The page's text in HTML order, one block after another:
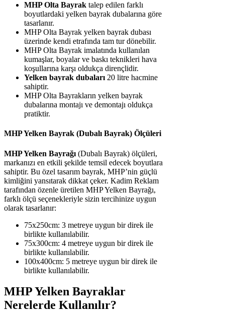
MHP Olta Bayrak talep edilen farklı
boyutlardaki yelken bayrak dubalarına göre
tasarlanır.
MHP Olta Bayrak yelken bayrak dubası
üzerinde kendi etrafında tam tur dönebilir.
MHP Olta Bayrak imalatında kullanılan
kumaşlar, boyalar ve baskı teknikleri hava
koşullarına karşı oldukça dirençlidir.
Yelken bayrak dubaları 20 litre hacmine
sahiptir.
MHP Olta Bayrakların yelken bayrak
dubalarına montajı ve demontajı oldukça
pratiktir.
MHP Yelken Bayrak (Dubalı Bayrak) Ölçüleri
MHP Yelken Bayrağı (Dubalı Bayrak) ölçüleri,
markanızı en etkili şekilde temsil edecek boyutlara
sahiptir. Bu özel tasarım bayrak, MHP’nin güçlü
kimliğini yansıtarak dikkat çeker. Kadim Reklam
tarafından özenle üretilen MHP Yelken Bayrağı,
farklı ölçü seçenekleriyle sizin tercihinize uygun
olarak tasarlanır:
75x250cm: 3 metreye uygun bir direk ile
birlikte kullanılabilir.
75x300cm: 4 metreye uygun bir direk ile
birlikte kullanılabilir.
100x400cm: 5 metreye uygun bir direk ile
birlikte kullanılabilir.
MHP Yelken Bayraklar
Nerelerde Kullanılır?